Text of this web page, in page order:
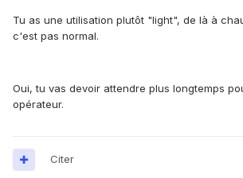
Tu as une utilisation plutôt "light", de là à
c'est pas normal.
Oui, tu vas devoir attendre plus longtemps
opérateur.
Citer